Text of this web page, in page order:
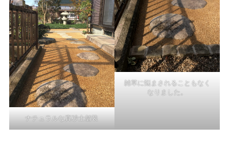
ナチュラルな真砂土舗装
雑草に悩まされることもなく
なりました。